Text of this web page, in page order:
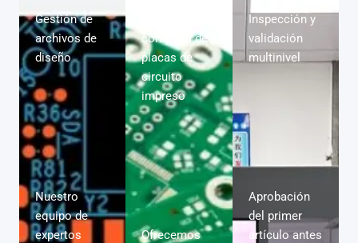
Gestión de
archivos de
diseño
Nuestro
equipo de
expertos
completa de
placas de
circuito
impreso
Ofrecemos
Inspección y
validación
multinivel
Aprobación
del primer
artículo antes